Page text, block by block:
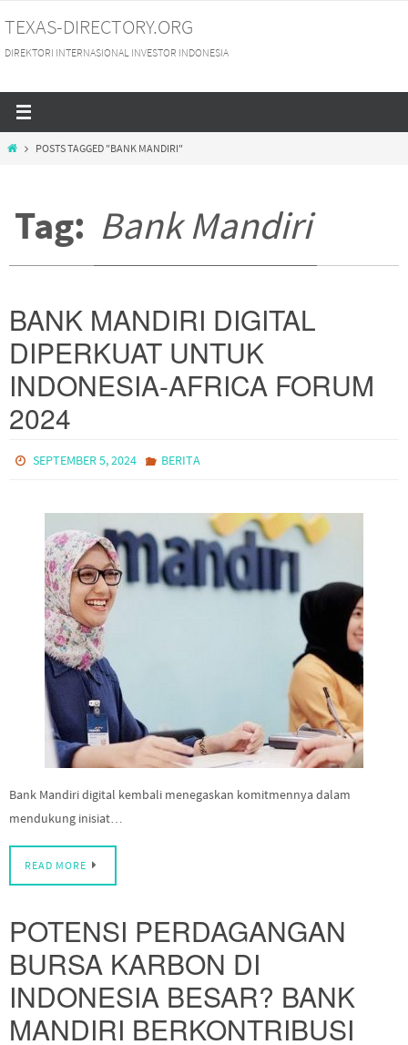
to
content
TEXAS-DIRECTORY.ORG
DIREKTORI INTERNASIONAL INVESTOR INDONESIA
HOMEPOSTS TAGGED "BANK MANDIRI"
Tag: Bank Mandiri
BANK MANDIRI DIGITAL
DIPERKUAT UNTUK
INDONESIA-AFRICA FORUM
2024
SEPTEMBER 5, 2024 BERITA
Bank Mandiri digital kembali menegaskan komitmennya dalam
mendukung inisiat…
READ MORE
POTENSI PERDAGANGAN
BURSA KARBON DI
INDONESIA BESAR? BANK
MANDIRI BERKONTRIBUSI